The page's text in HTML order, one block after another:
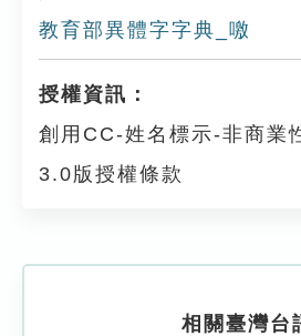
教育部異體字字典_噭
授權資訊：
創用CC-姓名標示-非商業
3.0版授權條款
相關臺灣台